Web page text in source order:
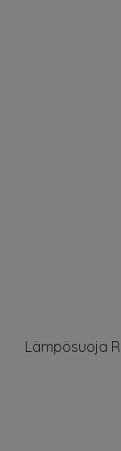
Lämpösuoja